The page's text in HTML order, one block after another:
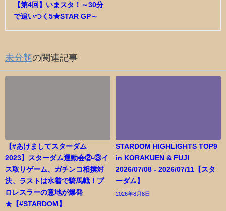
【第4回】いまスタ！～30分
で追いつく5★STAR GP～
未分類の関連記事
【#あけましてスターダム
2023】スターダム運動会②-③イ
ス取りゲーム、ガチンコ相撲対
決、ラストは水着で騎馬戦！プ
ロレスラーの意地が爆発
★【#STARDOM】
STARDOM HIGHLIGHTS TOP9
in KORAKUEN & FUJI
2026/07/08 - 2026/07/11【スタ
ーダム】
2026年8月8日